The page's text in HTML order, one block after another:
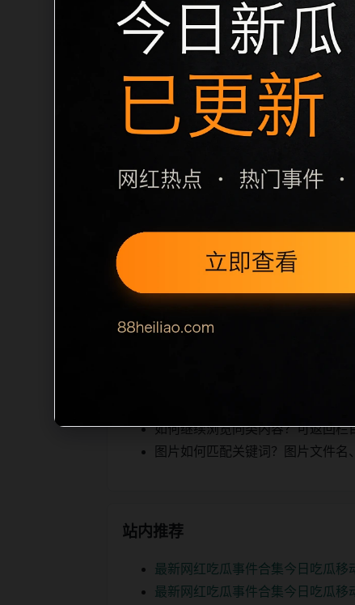
移动端搜索场景
最新网红吃瓜事件合集网红热点移动端
和延伸阅读方向。本站在整理内容时优
用户通常先看标题是否明确，再看摘要
篇下一篇和 sitemap 入口，让重要页面
相关，图片文件名和 alt/title 也跟随主关
空、正文摘要不足或关键词连续重复，
内容，提升停留时间和页面可抓取性。
如何继续浏览同类内容？可返回
图片如何匹配关键词？图片文件名
站内推荐
最新网红吃瓜事件合集今日吃瓜移
最新网红吃瓜事件合集今日吃瓜移